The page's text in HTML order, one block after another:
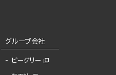
グループ会社
ビーグリー